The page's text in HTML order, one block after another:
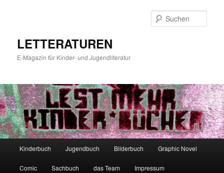
LETTERATUREN
E-Magazin für Kinder- und Jugendliteratur
Kinderbuch Jugendbuch Bilderbuch Graphic Novel
Comic Sachbuch das Team Impressum